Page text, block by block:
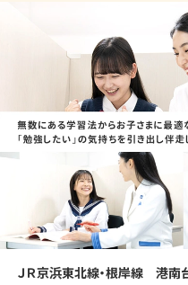
ＪＲ京浜東北線・根岸線　港南